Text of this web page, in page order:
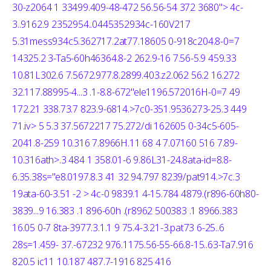
30-z2064 1 33499.409-48-472 56.56-54 372 3680"> 4c-
3..9162.9 2352954..0445352934c-160V217
5.31mess934c5.362717.2at77.18605 0-918c204.8-0=7
14325.2 3-Ta5-60h46364.8-2 262.9-16 7.56-5.9 459.33
10.81L302.6 7.5672.977.8.2899.403.z2.062 56.2 16.272
32.117.88995-4...3 .1-8.8-672"ele1196.572016H-0=7 49
172.21 338.73.7 823.9-6814.>7c0-351.9536273-25.3 449
71.iv> 5 5.3 37.5672217 75.272/di 162605 0-34c5-605-
2041.8-259 10.316 7.8966H.11 68 4 7.07160 516 7.89-
10.316ath>.3 484 1 358.01-6 9.86L31-24.8ata-id=8.8-
6.35.38s="e8.0197.8.3 41 32 94.797 8239/pat914.>7c.3
19ata-60-3.51 -2 > 4c-0 9839.1 4-15.784 4879.(r896-60h80-
3839...9 16.383 .1 896-60h .(r8962 500383 .1 8966.383
16.05 0-7 8ta-3977.3.1.1 9 75.4-3.21-3.pat73 6-25..6
28s=1.459- 37.-67232 976.1175.56-55-66.8-15..63-Ta7.916
820.5 ic11 10.187 487.7-1916 825 416